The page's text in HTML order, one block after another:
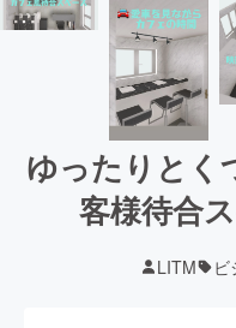
ゆったりとく
客様待合
LITM ビ